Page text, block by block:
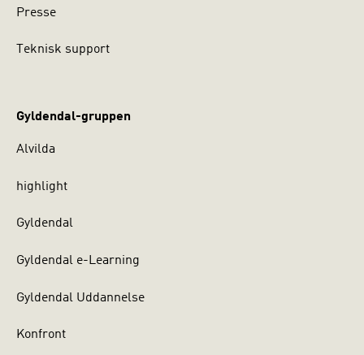
Presse
Teknisk support
Gyldendal-gruppen
Alvilda
highlight
Gyldendal
Gyldendal e-Learning
Gyldendal Uddannelse
Konfront